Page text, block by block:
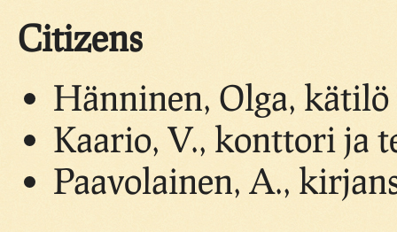
Citizens
Hänninen, Olga, kätilö
Kaario, V., konttori ja
Paavolainen, A.,